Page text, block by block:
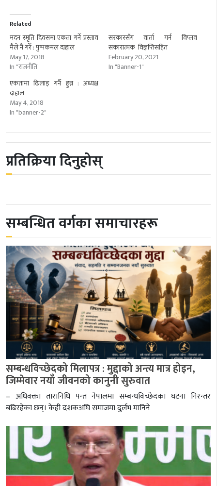
Related
मदन स्मृति दिवसमा एकता गर्ने प्रस्ताव
मैले नै गरेँ : पुष्पकमल दाहाल
May 17, 2018
In "राजनीति"
सरकारसँग वार्ता गर्न विप्लव
सकारात्मक विज्ञप्तिसहित
February 20, 2021
In "Banner-1"
एकतामा ढिलाइ गर्नै हुन्न : अध्यक्ष
दाहाल
May 4, 2018
In "banner-2"
प्रतिक्रिया दिनुहोस्
सम्बन्धित वर्गका समाचारहरू
सम्बन्धविच्छेदको मिलापत्र : मुद्दाको अन्त्य मात्र होइन,
जिम्मेवार नयाँ जीवनको कानुनी सुरुवात
– अधिवक्ता तारानिधि पन्त नेपालमा सम्बन्धविच्छेदका घटना निरन्तर
बढिरहेका छन्। केही दशकअघि समाजमा दुर्लभ मानिने